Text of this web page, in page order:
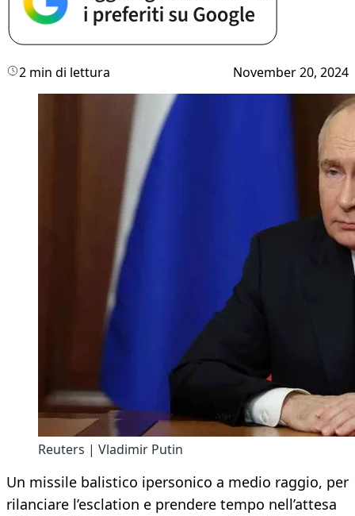
2 min di lettura November 20, 2024
Reuters | Vladimir Putin
Un missile balistico ipersonico a medio raggio, per
rilanciare l’esclation e prendere tempo nell’attesa